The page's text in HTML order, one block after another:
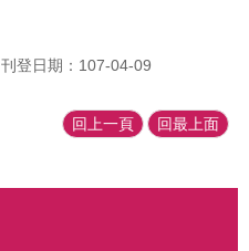
刊登日期：107-04-09
回上一頁 回最上面